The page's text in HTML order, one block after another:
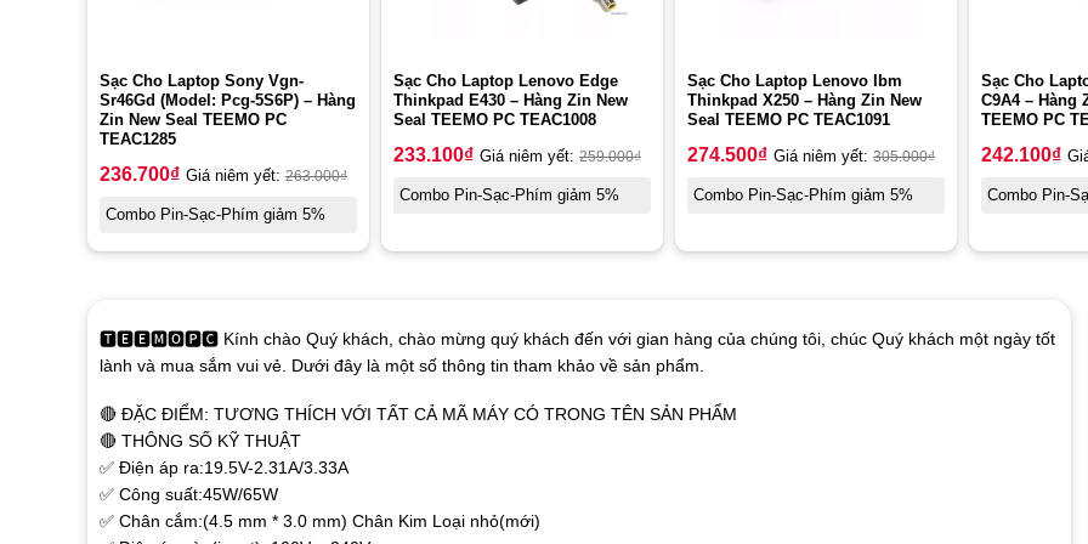
Sạc Cho Laptop Sony Vgn-
Sr46Gd (Model: Pcg-5S6P) – Hàng
Zin New Seal TEEMO PC
TEAC1285
236.700₫ Giá niêm yết: 263.000₫
Combo Pin-Sạc-Phím giảm 5%
Sạc Cho Laptop Lenovo Edge
Thinkpad E430 – Hàng Zin New
Seal TEEMO PC TEAC1008
233.100₫ Giá niêm yết: 259.000₫
Combo Pin-Sạc-Phím giảm 5%
Sạc Cho Laptop Lenovo Ibm
Thinkpad X250 – Hàng Zin New
Seal TEEMO PC TEAC1091
274.500₫ Giá niêm yết: 305.000₫
Combo Pin-Sạc-Phím giảm 5%
Sạc Cho
C9A4 – Hàng
TEEMO PC
242.100₫
Combo Pin-
🆃🅴🅴🅼🅾🅿🅲 Kính chào Quý khách, chào mừng quý khách đến với gian hàng của chúng tôi, chúc Quý khách một ngày tốt
lành và mua sắm vui vẻ. Dưới đây là một số thông tin tham khảo về sản phẩm.
🔴 ĐẶC ĐIỂM: TƯƠNG THÍCH VỚI TẤT CẢ MÃ MÁY CÓ TRONG TÊN SẢN PHẨM
🔴 THÔNG SỐ KỸ THUẬT
✅ Điện áp ra:19.5V-2.31A/3.33A
✅ Công suất:45W/65W
✅ Chân cắm:(4.5 mm * 3.0 mm) Chân Kim Loại nhỏ(mới)